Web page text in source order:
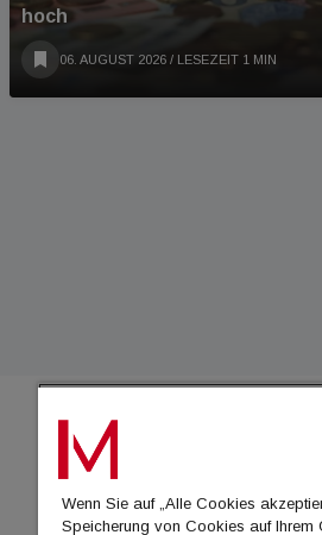
hoch
06. AUGUST 2026 / LESEZEIT 1 MIN
Wenn Sie auf „Alle Cookies
Speicherung von Cookies auf Ihrem